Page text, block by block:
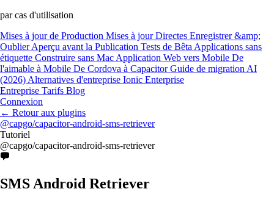
par cas d'utilisation
Mises à jour de Production Mises à jour Directes Enregistrer &amp;
OublierAperçu avant la Publication Tests de Bêta Applications sans
étiquette Construire sans Mac Application Web vers Mobile De
l'aimable à Mobile De Cordova à CapacitorGuide de migration AI
(2026) Alternatives d'entreprise Ionic Enterprise
Entreprise Tarifs Blog
Connexion
← Retour aux plugins
@capgo/capacitor-android-sms-retriever
Tutoriel
@capgo/capacitor-android-sms-retriever
SMS Android Retriever